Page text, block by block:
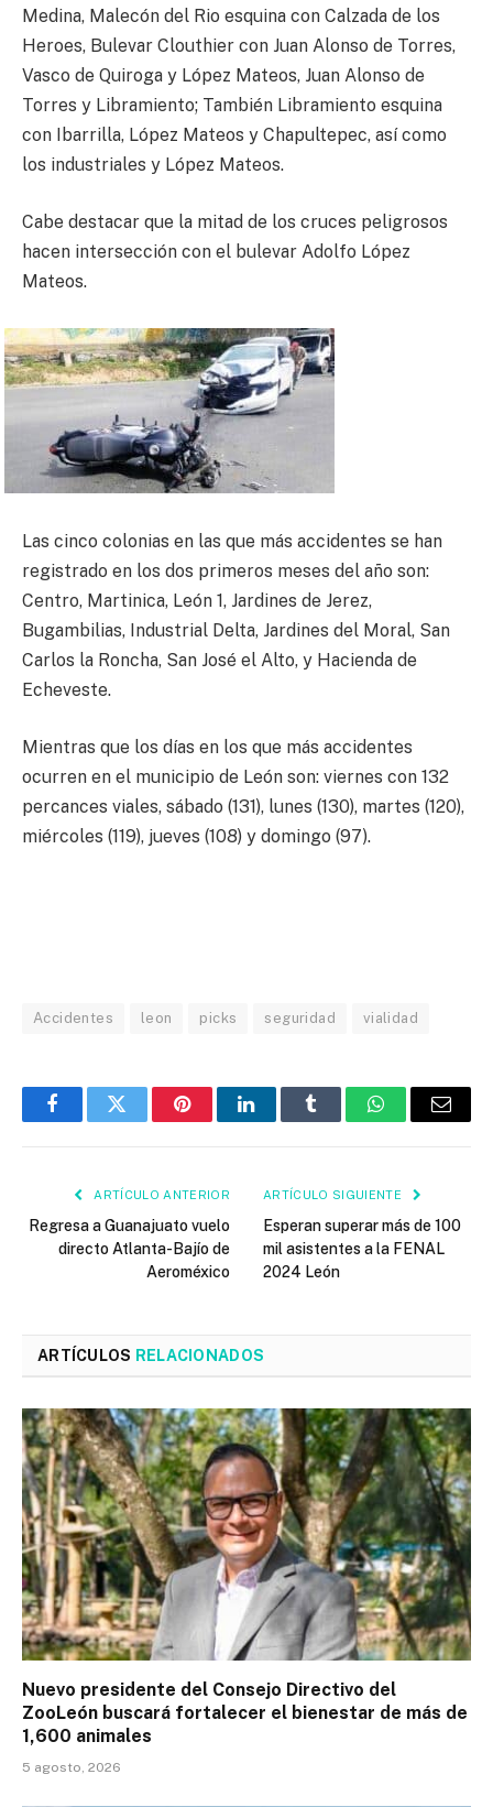
Medina, Malecón del Rio esquina con Calzada de los
Heroes, Bulevar Clouthier con Juan Alonso de Torres,
Vasco de Quiroga y López Mateos, Juan Alonso de
Torres y Libramiento; También Libramiento esquina
con Ibarrilla, López Mateos y Chapultepec, así como
los industriales y López Mateos.
Cabe destacar que la mitad de los cruces peligrosos
hacen intersección con el bulevar Adolfo López
Mateos.
Las cinco colonias en las que más accidentes se han
registrado en los dos primeros meses del año son:
Centro, Martinica, León 1, Jardines de Jerez,
Bugambilias, Industrial Delta, Jardines del Moral, San
Carlos la Roncha, San José el Alto, y Hacienda de
Echeveste.
Mientras que los días en los que más accidentes
ocurren en el municipio de León son: viernes con 132
percances viales, sábado (131), lunes (130), martes (120),
miércoles (119), jueves (108) y domingo (97).
Accidentes leon picks seguridad vialidad
FacebookTwitter PinterestLinkedInTumblr WhatsAppEmail
ARTÍCULO ANTERIOR
Regresa a Guanajuato vuelo
directo Atlanta-Bajío de
Aeroméxico
ARTÍCULO SIGUIENTE
Esperan superar más de 100
mil asistentes a la FENAL
2024 León
ARTÍCULOS RELACIONADOS
Nuevo presidente del Consejo Directivo del
ZooLeón buscará fortalecer el bienestar de más de
1,600 animales
5 agosto, 2026